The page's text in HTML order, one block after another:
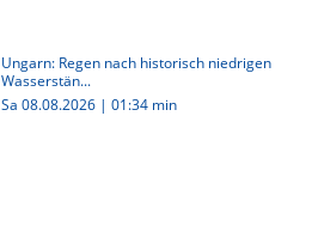
Ungarn: Regen nach historisch niedrigen
Wasserstän...
Sa 08.08.2026 | 01:34 min